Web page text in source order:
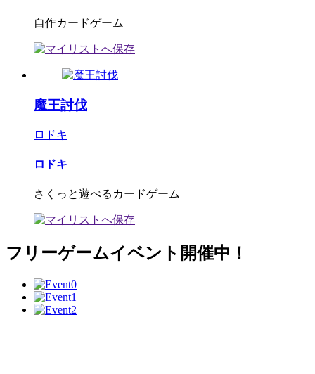
自作カードゲーム
魔王討伐
ロドキ
ロドキ
さくっと遊べるカードゲーム
フリーゲームイベント開催中！